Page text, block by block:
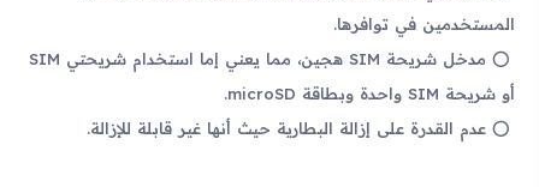
المستخدمين في توافرها.
مدخل شريحة SIM هجين، مما يعني إما استخدام شريحتي SIM
أو شريحة SIM واحدة وبطاقة microSD.
عدم القدرة على إزالة البطارية حيث أنها غير قابلة للإزالة.